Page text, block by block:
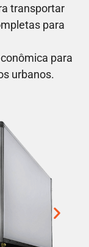
transportar
para
para
urbanos.